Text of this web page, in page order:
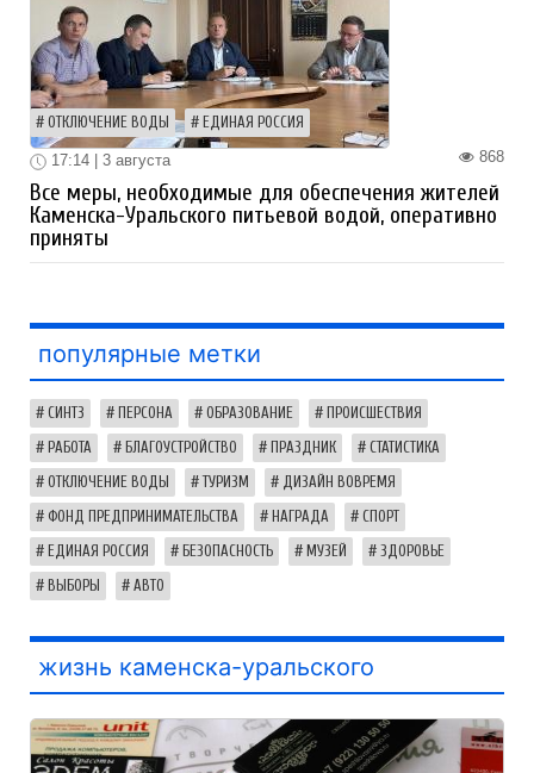
ОТКЛЮЧЕНИЕ ВОДЫ ЕДИНАЯ РОССИЯ
868
17:14 | 3 августа
Все меры, необходимые для обеспечения жителей
Каменска-Уральского питьевой водой, оперативно
приняты
популярные метки
СИНТЗ ПЕРСОНА ОБРАЗОВАНИЕ ПРОИСШЕСТВИЯ
РАБОТА БЛАГОУСТРОЙСТВО ПРАЗДНИК СТАТИСТИКА
ОТКЛЮЧЕНИЕ ВОДЫ ТУРИЗМ ДИЗАЙН ВОВРЕМЯ
ФОНД ПРЕДПРИНИМАТЕЛЬСТВА НАГРАДА СПОРТ
ЕДИНАЯ РОССИЯ БЕЗОПАСНОСТЬ МУЗЕЙ ЗДОРОВЬЕ
ВЫБОРЫ АВТО
жизнь каменска-уральского